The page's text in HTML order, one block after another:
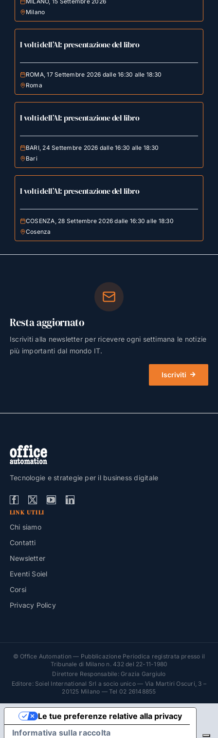
Milano
I volti dell’AI: presentazione del libro
ROMA, 17 Settembre 2026 dalle 16:30 alle 18:30
Roma
I volti dell’AI: presentazione del libro
BARI, 24 Settembre 2026 dalle 16:30 alle 18:30
Bari
I volti dell’AI: presentazione del libro
COSENZA, 28 Settembre 2026 dalle 16:30 alle 18:30
Cosenza
Resta aggiornato
Iscriviti alla newsletter per ricevere ogni settimana le notizie
più importanti dal mondo IT.
Iscriviti
Tecnologie e strategie per il business digitale
LINK UTILI
Chi siamo
Contatti
Newsletter
Eventi Soiel
Corsi
Privacy Policy
© Office Automation — Pubblicazione Periodica registrata presso il
Tribunale di Milano n. 432 del 22-11-1980
Direttore Responsabile: Grazia Gargiulo
Editore: Soiel International Srl a socio unico — Via Martiri Oscuri, 3 –
20125 Milano — Tel 02 26148855
Informativa sulla raccolta
Le tue preferenze relative alla privacy